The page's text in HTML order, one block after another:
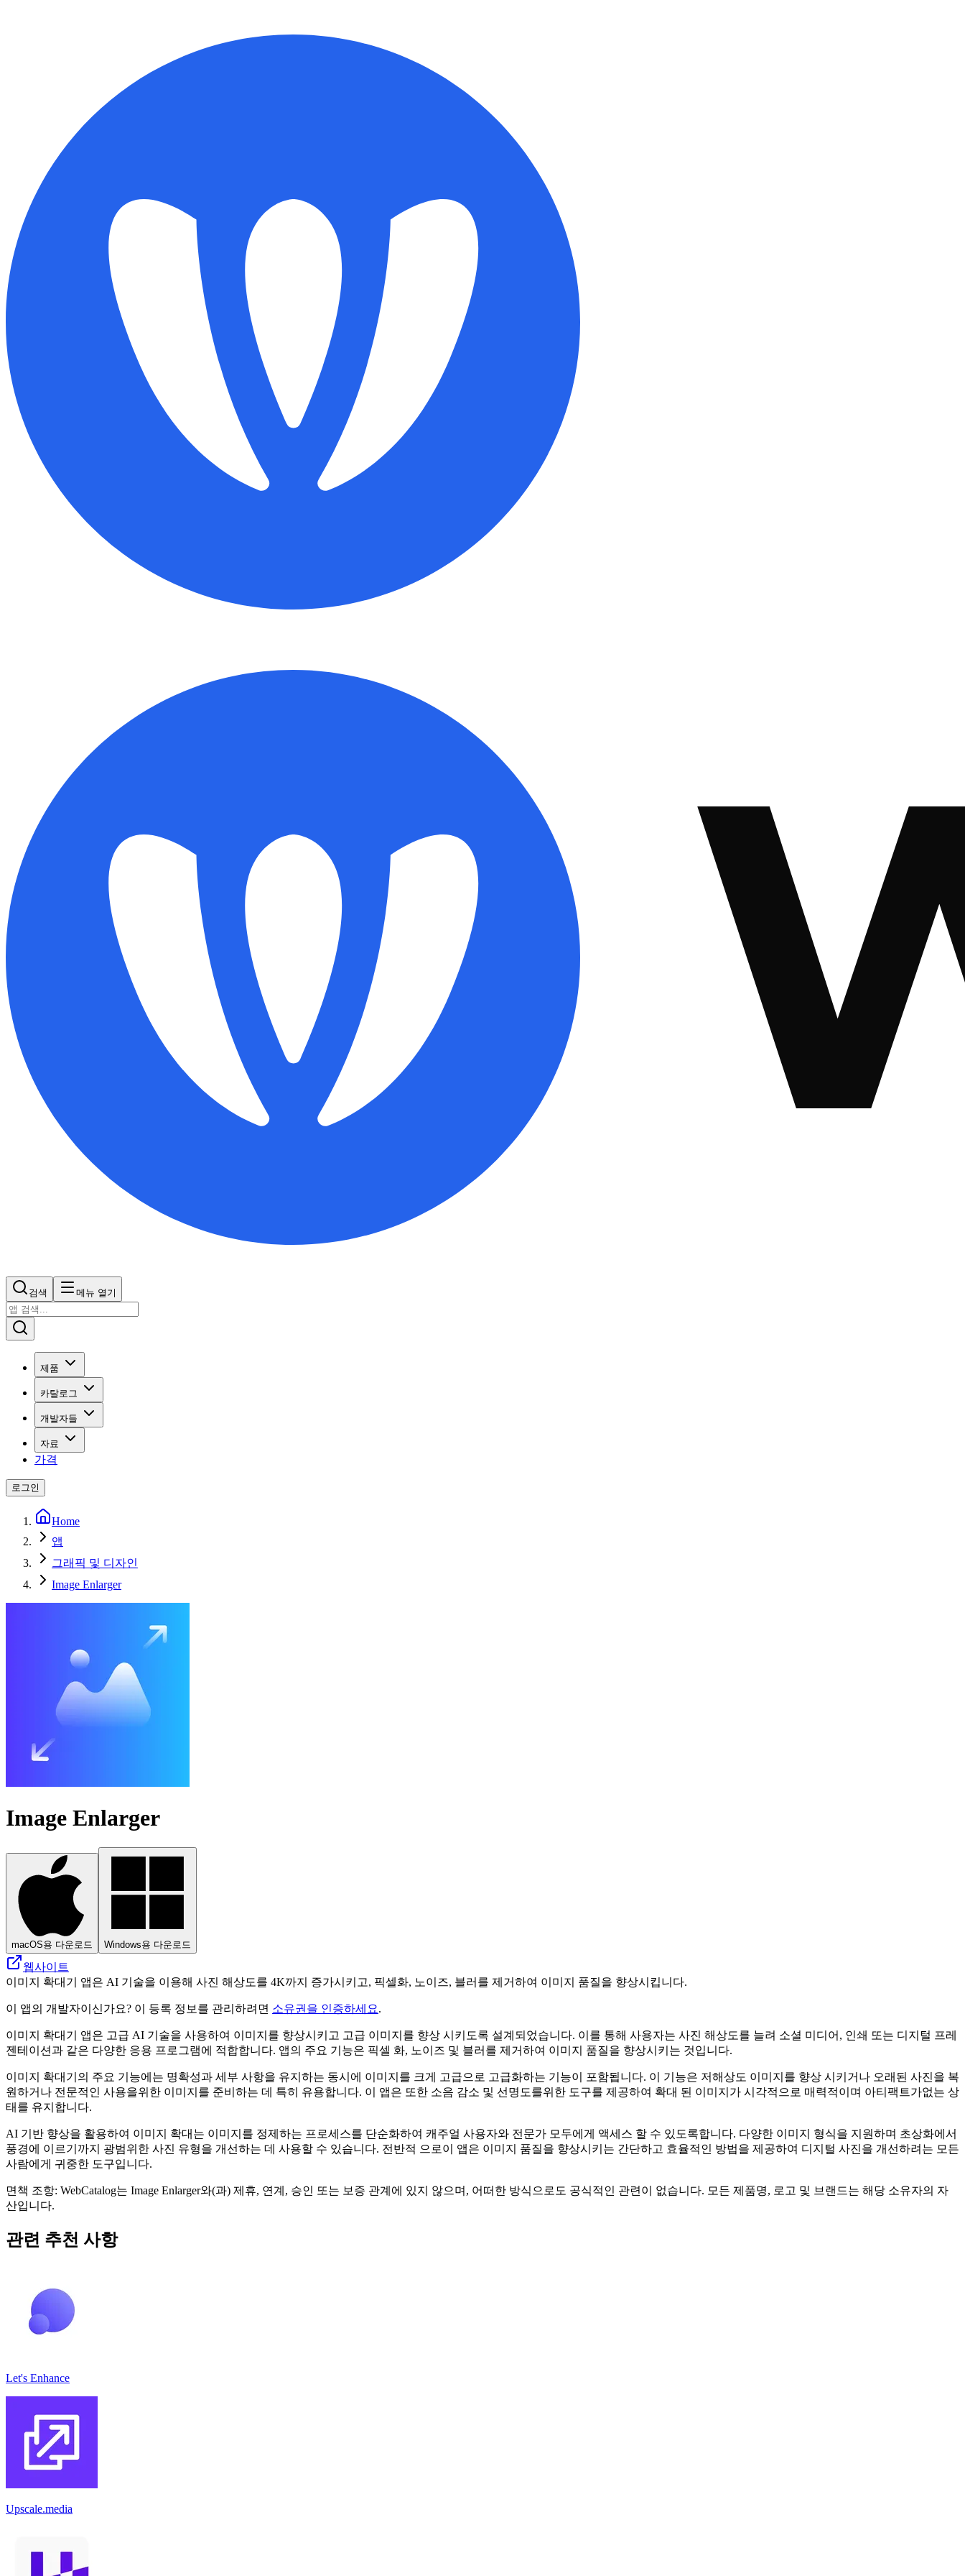
검색 메뉴 열기
제품
카탈로그
개발자들
자료
가격
로그인
Home
앱
그래픽 및 디자인
Image Enlarger
Image Enlarger
macOS용 다운로드 Windows용 다운로드
웹사이트
이미지 확대기 앱은 AI 기술을 이용해 사진 해상도를 4K까지 증가시키고, 픽셀화, 노이즈, 블러를 제거하여 이미지 품질을 향상시킵니다.
이 앱의 개발자이신가요? 이 등록 정보를 관리하려면 소유권을 인증하세요.
이미지 확대기 앱은 고급 AI 기술을 사용하여 이미지를 향상시키고 고급 이미지를 향상 시키도록 설계되었습니다. 이를 통해 사용자는 사진 해상도를 늘려 소셜 미디어, 인쇄 또는 디지털 프레
젠테이션과 같은 다양한 응용 프로그램에 적합합니다. 앱의 주요 기능은 픽셀 화, 노이즈 및 블러를 제거하여 이미지 품질을 향상시키는 것입니다.
이미지 확대기의 주요 기능에는 명확성과 세부 사항을 유지하는 동시에 이미지를 크게 고급으로 고급화하는 기능이 포함됩니다. 이 기능은 저해상도 이미지를 향상 시키거나 오래된 사진을 복
원하거나 전문적인 사용을위한 이미지를 준비하는 데 특히 유용합니다. 이 앱은 또한 소음 감소 및 선명도를위한 도구를 제공하여 확대 된 이미지가 시각적으로 매력적이며 아티팩트가없는 상
태를 유지합니다.
AI 기반 향상을 활용하여 이미지 확대는 이미지를 정제하는 프로세스를 단순화하여 캐주얼 사용자와 전문가 모두에게 액세스 할 수 있도록합니다. 다양한 이미지 형식을 지원하며 초상화에서
풍경에 이르기까지 광범위한 사진 유형을 개선하는 데 사용할 수 있습니다. 전반적 으로이 앱은 이미지 품질을 향상시키는 간단하고 효율적인 방법을 제공하여 디지털 사진을 개선하려는 모든
사람에게 귀중한 도구입니다.
면책 조항: WebCatalog는 Image Enlarger와(과) 제휴, 연계, 승인 또는 보증 관계에 있지 않으며, 어떠한 방식으로도 공식적인 관련이 없습니다. 모든 제품명, 로고 및 브랜드는 해당 소유자의 자
산입니다.
관련 추천 사항
Let's Enhance
Upscale.media